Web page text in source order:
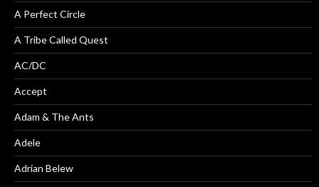
A Perfect Circle
A Tribe Called Quest
AC/DC
Accept
Adam & The Ants
Adele
Adrian Belew